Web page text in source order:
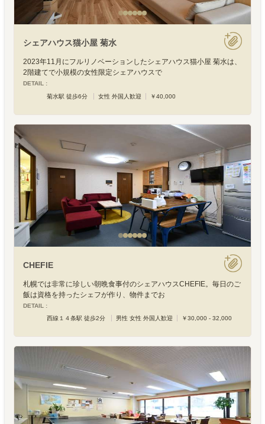
シェアハウス猫小屋 菊水
2023年11月にフルリノベーションしたシェアハウス猫小屋 菊水は、
2階建てで小規模の女性限定シェアハウスで
DETAIL :
菊水駅 徒歩6分
女性 外国人歓迎 ￥40,000
CHEFIE
札幌では非常に珍しい朝晩食事付のシェアハウスCHEFIE。毎日のご
飯は資格を持ったシェフが作り、物件までお
DETAIL :
西線１４条駅 徒歩2分
男性 女性 外国人歓迎 ￥30,000 - 32,000